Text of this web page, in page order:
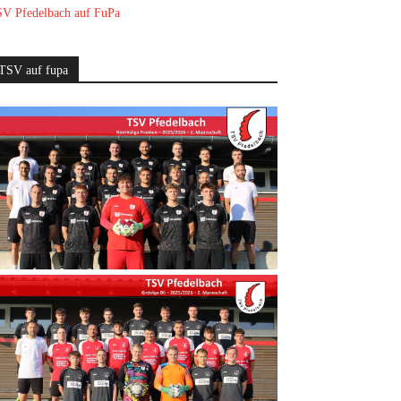
Pfedelbach auf FuPa
auf fupa